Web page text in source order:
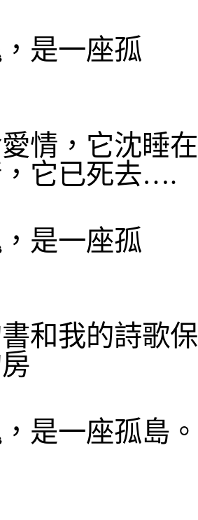
是一座孤
情，它沈睡
它已死去….
是一座孤
和我的詩歌
是一座孤島